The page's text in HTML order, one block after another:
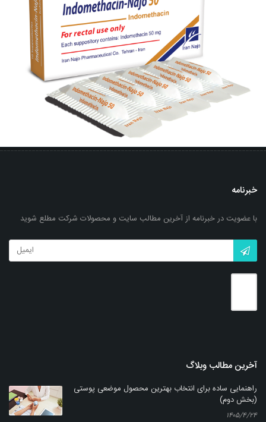
شیاف ایندومتاسین- ناژو 50
خبرنامه
با عضویت در خبرنامه از آخرین مطالب سایت و محصولات شرکت مطلع شوید
آخرین مطالب وبلاگ
راهنمایی ساده برای انتخاب بهترین محصول موضعی پوستی
(بخش دوم)
۱۴۰۵/۴/۲۴